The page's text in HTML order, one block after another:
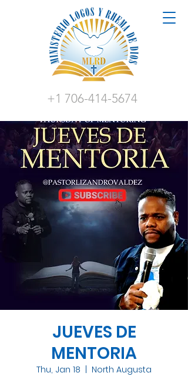
+1 706-414-5674
JUEVES DE
MENTORIA
Thu, Jan 18 North Augusta